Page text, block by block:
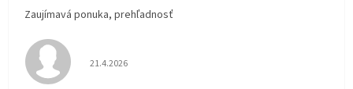
Zaujímavá ponuka, prehľadnosť
Hodnotenie obchodu je 5 z 5 hviezdičiek.
21.4.2026